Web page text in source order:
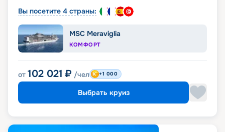
Вы посетите 4 страны:
MSC Meraviglia
КОМФОРТ
от 102 021 ₽ /чел +1 000
Выбрать круиз